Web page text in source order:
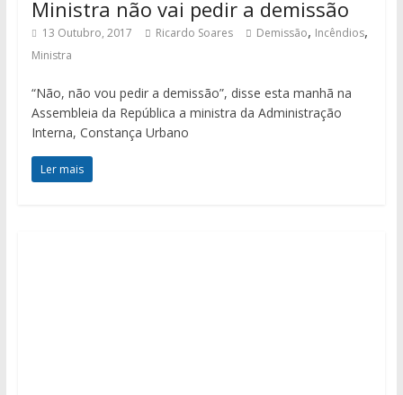
Ministra não vai pedir a demissão
13 Outubro, 2017 Ricardo Soares Demissão, Incêndios,
Ministra
“Não, não vou pedir a demissão”, disse esta manhã na
Assembleia da República a ministra da Administração
Interna, Constança Urbano
Ler mais